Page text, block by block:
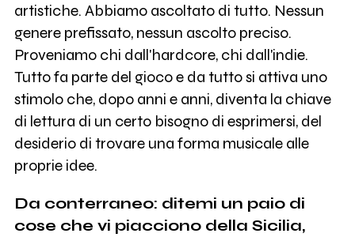
artistiche. Abbiamo ascoltato di tutto. Nessun
genere prefissato, nessun ascolto preciso.
Proveniamo chi dall'hardcore, chi dall'indie.
Tutto fa parte del gioco e da tutto si attiva uno
stimolo che, dopo anni e anni, diventa la chiave
di lettura di un certo bisogno di esprimersi, del
desiderio di trovare una forma musicale alle
proprie idee.
Da conterraneo: ditemi un paio di
cose che vi piacciono della Sicilia,